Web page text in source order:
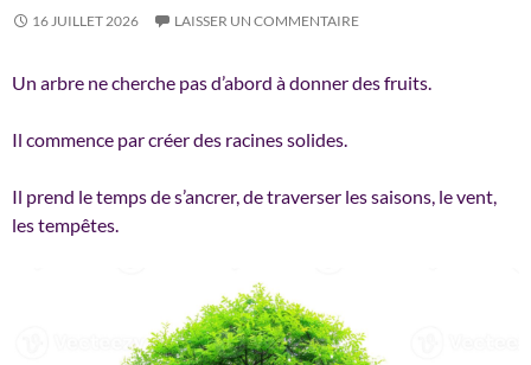
16 JUILLET 2026 LAISSER UN COMMENTAIRE
Un arbre ne cherche pas d’abord à donner des fruits.
Il commence par créer des racines solides.
Il prend le temps de s’ancrer, de traverser les saisons, le vent,
les tempêtes.